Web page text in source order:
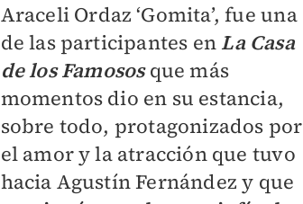
Araceli Ordaz ‘Gomita’, fue una
de las participantes en La Casa
de los Famososque más
momentos dio en su estancia,
sobre todo, protagonizados por
el amor y la atracción que tuvo
hacia Agustín Fernández y que